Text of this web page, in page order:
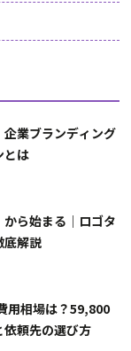
業ブランディング
とは
ら始まる｜ロゴタ
底解説
用相場は？59,800
頼先の選び方